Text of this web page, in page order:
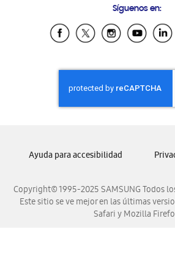
Samsung Ecuador
Samsung El
Samsung
Samsung Nicaragua
Samsung Panamá
Samsung
Síguenos en:
Copyright© 1995-2025 SAMSUNG Todos
Este sitio se ve mejor en las últimas
Safari y Mozilla
Ayuda para accesibilidad